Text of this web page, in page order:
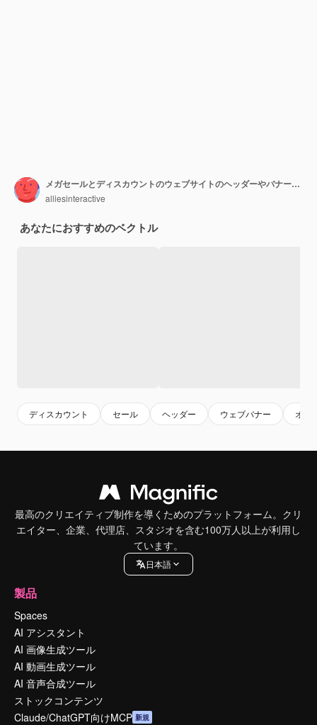
メガセールとディスカウントのウェブサイトのヘッダーやバナーは、画像を追加するスペースが設定されています。
alliesinteractive
あなたにおすすめのベクトル
ディスカウント セール ヘッダー ウェブバナー オン
最高のクリエイティブ制作を導くためのプラットフォーム。クリ
エイター、企業、代理店、スタジオを含む100万人以上が利用し
ています。
日本語
製品
Spaces
AI アシスタント
AI 画像生成ツール
AI 動画生成ツール
AI 音声合成ツール
ストックコンテンツ
Claude/ChatGPT向けMCP 新規